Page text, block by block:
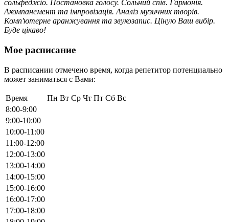
сольфеджiо. Постановка голосу. Сольний спiв. Гармонiя.
Акомпанемент та iмпровiзацiя. Аналiз музичних творiв.
Комп'ютерне аранжування та звукозапис. Цiную Ваш вибiр.
Буде цiкаво!
Мое расписание
В расписании отмечено время, когда репетитор потенциально
может заниматься с Вами:
Время Пн Вт Ср Чт Пт Сб Вс
8:00-9:00
9:00-10:00
10:00-11:00
11:00-12:00
12:00-13:00
13:00-14:00
14:00-15:00
15:00-16:00
16:00-17:00
17:00-18:00